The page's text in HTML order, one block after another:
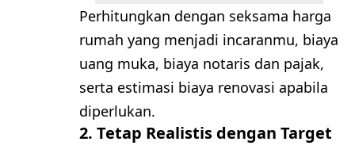
Perhitungkan dengan seksama harga
rumah yang menjadi incaranmu, biaya
uang muka, biaya notaris dan pajak,
serta estimasi biaya renovasi apabila
diperlukan.
2. Tetap Realistis dengan Target